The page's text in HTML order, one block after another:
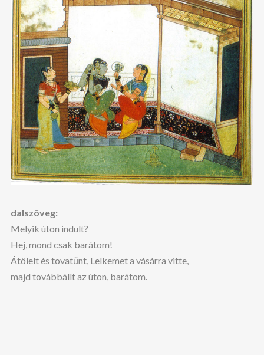
dalszöveg:
Melyik úton indult?
Hej, mond csak barátom!
Átölelt és tovatűnt, Lelkemet a vásárra vitte,
majd továbbállt az úton, barátom.